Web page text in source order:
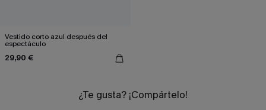
Vestido corto azul después del
espectáculo
29,90 €
¿Te gusta? ¡Compártelo!